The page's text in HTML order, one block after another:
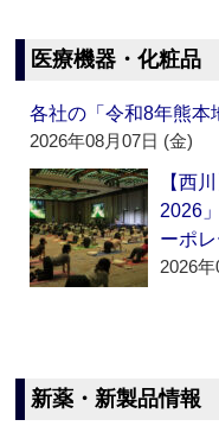
医療機器・化粧品
各社の「令和8年熊本
2026年08月07日 (金)
【西
2026
ーポ
2026
新薬・新製品情報